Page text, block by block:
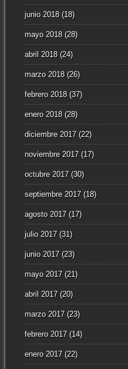
junio 2018(18)
mayo 2018(28)
abril 2018(24)
marzo 2018(26)
febrero 2018(37)
enero 2018(28)
diciembre 2017(22)
noviembre 2017(17)
octubre 2017(30)
septiembre 2017(18)
agosto 2017(17)
julio 2017(31)
junio 2017(23)
mayo 2017(21)
abril 2017(20)
marzo 2017(23)
febrero 2017(14)
enero 2017(22)